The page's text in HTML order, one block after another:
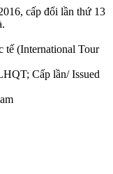
cấp đổi lần thứ 13
tế (International Tour
Cấp lần/ Issued